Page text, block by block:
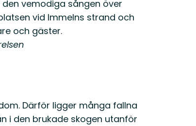
vemodiga sången över
vid Immelns strand och
och gäster.
Därför ligger många fallna
i den brukade skogen utanför